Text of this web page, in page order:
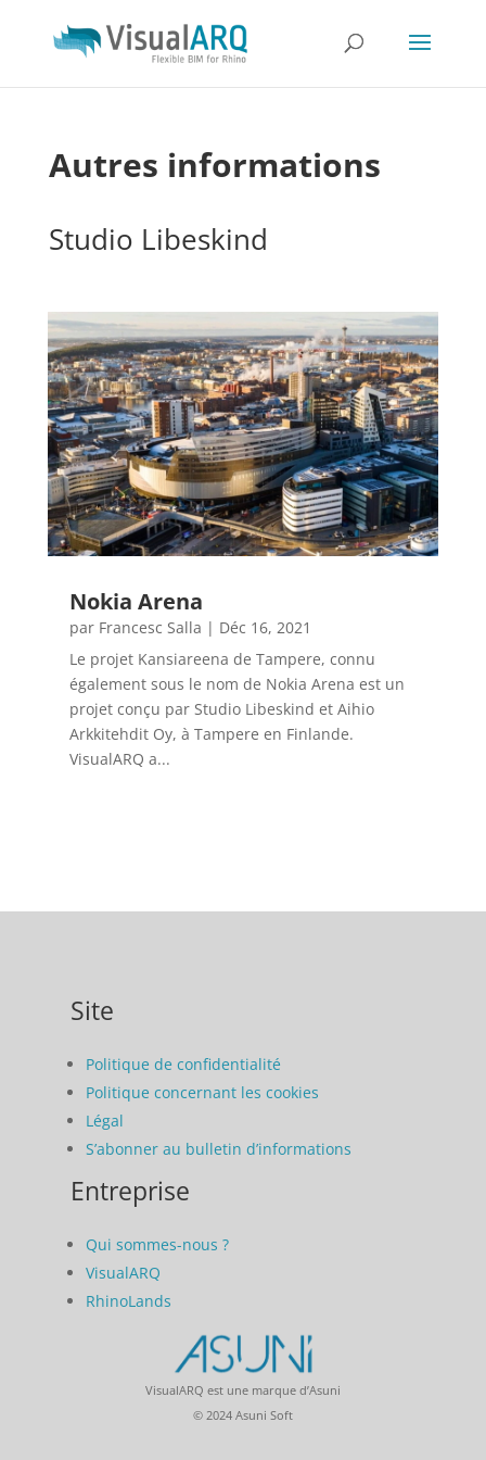
Autres informations
Studio Libeskind
Nokia Arena
par Francesc Salla | Déc 16, 2021
Le projet Kansiareena de Tampere, connu
également sous le nom de Nokia Arena est un
projet conçu par Studio Libeskind et Aihio
Arkkitehdit Oy, à Tampere en Finlande.
VisualARQ a...
Site
Politique de confidentialité
Politique concernant les cookies
Légal
S’abonner au bulletin d’informations
Entreprise
Qui sommes-nous ?
VisualARQ
RhinoLands
VisualARQ est une marque d’Asuni
© 2024 Asuni Soft